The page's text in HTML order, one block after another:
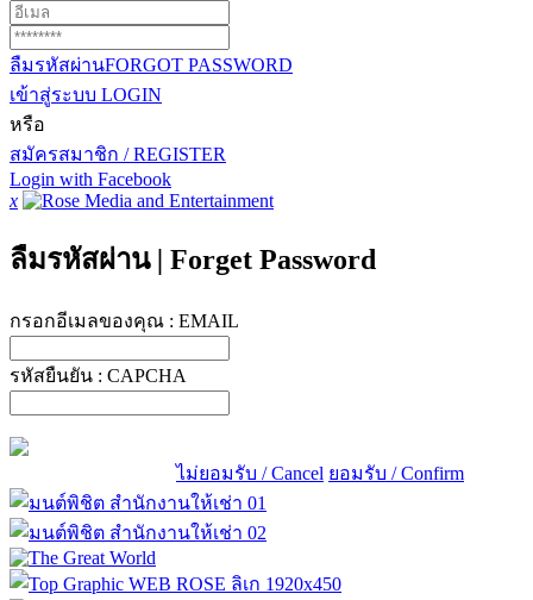
ลืมรหัสผ่านFORGOT PASSWORD
เข้าสู่ระบบ LOGIN
หรือ
สมัครสมาชิก / REGISTER
Login with Facebook
x
ลืมรหัสผ่าน | Forget Password
กรอกอีเมลของคุณ : EMAIL
รหัสยืนยัน : CAPCHA
ไม่ยอมรับ / Cancel ยอมรับ / Confirm